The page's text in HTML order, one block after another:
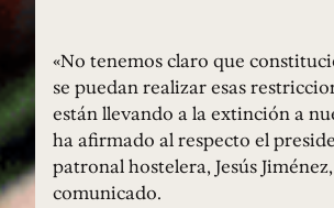
«No tenemos claro que
se puedan realizar esas
están llevando a la extinción a
ha afirmado al respecto el
patronal hostelera, Jesús
comunicado.